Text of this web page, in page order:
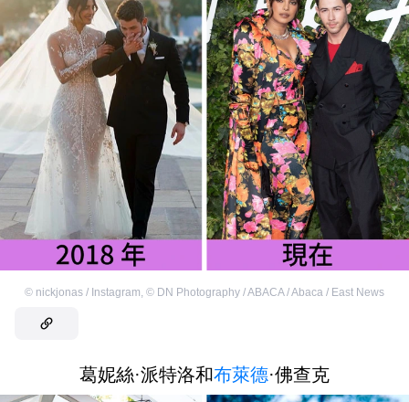
© nickjonas / Instagram, © DN Photography / ABACA / Abaca / East News
葛妮絲·派特洛和布萊德·佛查克